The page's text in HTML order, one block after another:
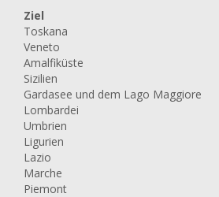
Ziel
Toskana
Veneto
Amalfiküste
Sizilien
Gardasee und dem Lago Maggiore
Lombardei
Umbrien
Ligurien
Lazio
Marche
Piemont